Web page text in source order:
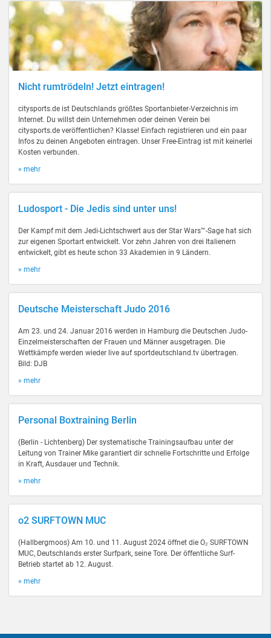
Nicht rumtrödeln! Jetzt eintragen!
citysports.de ist Deutschlands größtes Sportanbieter-Verzeichnis im
Internet. Du willst dein Unternehmen oder deinen Verein bei
citysports.de veröffentlichen? Klasse! Einfach registrieren und ein paar
Infos zu deinen Angeboten eintragen. Unser Free-Eintrag ist mit keinerlei
Kosten verbunden.
» mehr
Ludosport - Die Jedis sind unter uns!
Der Kampf mit dem Jedi-Lichtschwert aus der Star Wars™-Sage hat sich
zur eigenen Sportart entwickelt. Vor zehn Jahren von drei Italienern
entwickelt, gibt es heute schon 33 Akademien in 9 Ländern.
» mehr
Deutsche Meisterschaft Judo 2016
Am 23. und 24. Januar 2016 werden in Hamburg die Deutschen Judo-
Einzelmeisterschaften der Frauen und Männer ausgetragen. Die
Wettkämpfe werden wieder live auf sportdeutschland.tv übertragen.
Bild: DJB
» mehr
Personal Boxtraining Berlin
(Berlin - Lichtenberg) Der systematische Trainingsaufbau unter der
Leitung von Trainer Mike garantiert dir schnelle Fortschritte und Erfolge
in Kraft, Ausdauer und Technik.
» mehr
o2 SURFTOWN MUC
(Hallbergmoos) Am 10. und 11. August 2024 öffnet die O₂ SURFTOWN
MUC, Deutschlands erster Surfpark, seine Tore. Der öffentliche Surf-
Betrieb startet ab 12. August.
» mehr